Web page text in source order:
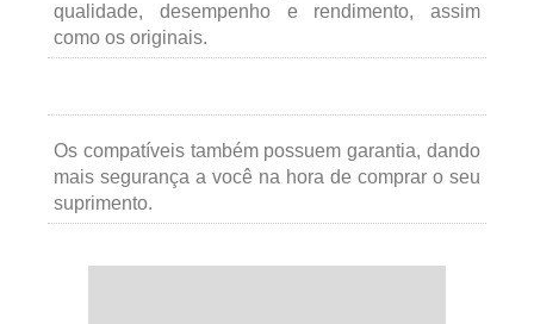
qualidade, desempenho e rendimento, assim
como os originais.
Os compatíveis também possuem garantia, dando
mais segurança a você na hora de comprar o seu
suprimento.